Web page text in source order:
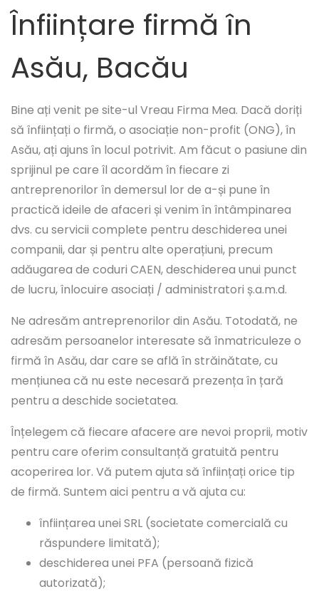
Înființare firmă în
Asău, Bacău
Bine ați venit pe site-ul Vreau Firma Mea. Dacă doriți
să înființați o firmă, o asociație non-profit (ONG), în
Asău, ați ajuns în locul potrivit. Am făcut o pasiune din
sprijinul pe care îl acordăm în fiecare zi
antreprenorilor în demersul lor de a-și pune în
practică ideile de afaceri și venim în întâmpinarea
dvs. cu servicii complete pentru deschiderea unei
companii, dar și pentru alte operațiuni, precum
adăugarea de coduri CAEN, deschiderea unui punct
de lucru, înlocuire asociați / administratori ș.a.m.d.
Ne adresăm antreprenorilor din Asău. Totodată, ne
adresăm persoanelor interesate să înmatriculeze o
firmă în Asău, dar care se află în străinătate, cu
mențiunea că nu este necesară prezența în țară
pentru a deschide societatea.
Înțelegem că fiecare afacere are nevoi proprii, motiv
pentru care oferim consultanță gratuită pentru
acoperirea lor. Vă putem ajuta să înființați orice tip
de firmă. Suntem aici pentru a vă ajuta cu:
înființarea unei SRL (societate comercială cu
răspundere limitată);
deschiderea unei PFA (persoană fizică
autorizată);